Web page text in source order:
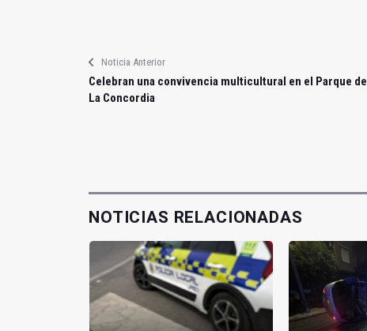
Noticia Anterior
Celebran una convivencia multicultural en el Parque de
La Concordia
NOTICIAS RELACIONADAS